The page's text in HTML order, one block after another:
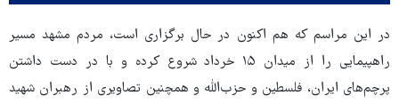
در این مراسم که هم‌ اکنون در حال برگزاری است، مردم‌ مشهد مسیر
راهپیمایی را از میدان ۱۵ خرداد شروع کرده و با در دست داشتن
پرچم‌های ایران، فلسطین و حزب‌الله و همچنین تصاویری از رهبران شهید